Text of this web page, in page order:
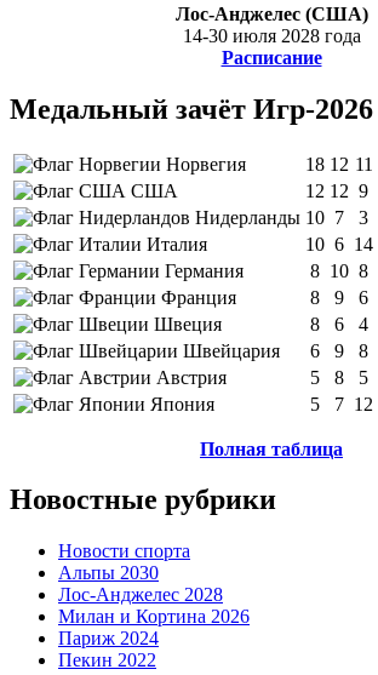
Лос-Анджелес (США)
14-30 июля 2028 года
Расписание
Медальный зачёт Игр-2026
Норвегия 18 12 11
США
12 12 9
Нидерланды 10 7
3
Италия
10 6 14
Германия
8 10 8
Франция
8 9
6
Швеция
8 6
4
Швейцария
6 9
8
Австрия
5 8
5
Япония
5 7 12
Полная таблица
Новостные рубрики
Новости спорта
Альпы 2030
Лос-Анджелес 2028
Милан и Кортина 2026
Париж 2024
Пекин 2022